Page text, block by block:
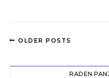
OLDER POSTS
RADEN